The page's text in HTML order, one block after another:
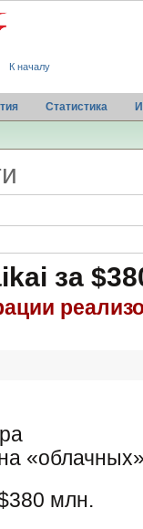
К началу
Статистика
за
млн.